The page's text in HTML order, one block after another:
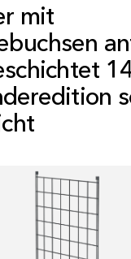
mit